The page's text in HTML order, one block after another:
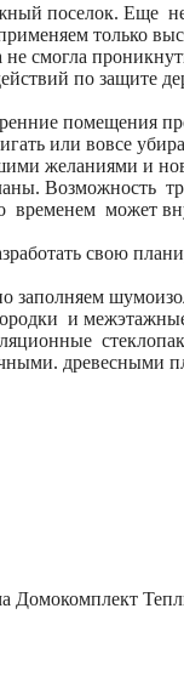
поселок. Еще
только
смогла
по защите
помещения
или вовсе
желаниями и
Возможность
может
свою
заполняем
и
древесными
Домокомплект